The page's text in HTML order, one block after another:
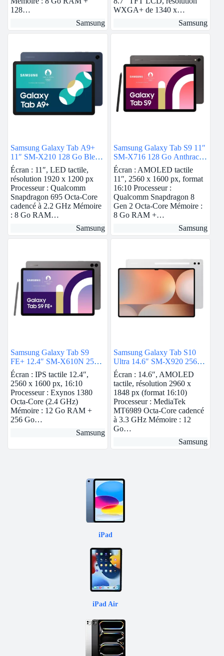
128…
Samsung
WXGA+ de 1340 x…
Samsung
Samsung Galaxy Tab A9+
11″ SM-X210 128 Go Bleu
Wi-Fi
Écran : 11″, LED tactile,
résolution 1920 x 1200 px
Processeur : Qualcomm
Snapdragon 695 Octa-Core
cadencé à 2.2 GHz Mémoire
: 8 Go RAM…
Samsung
Samsung Galaxy Tab S9 11″
SM-X716 128 Go Anthracite
5G
Écran : AMOLED tactile
11″, 2560 x 1600 px, format
16:10 Processeur :
Qualcomm Snapdragon 8
Gen 2 Octa-Core Mémoire :
8 Go RAM +…
Samsung
Samsung Galaxy Tab S9
FE+ 12.4″ SM-X610N 256
Go Anthracite
Écran : IPS tactile 12.4″,
2560 x 1600 px, 16:10
Processeur : Exynos 1380
Octa-Core (2.4 GHz)
Mémoire : 12 Go RAM +
256 Go…
Samsung
Samsung Galaxy Tab S10
Ultra 14.6″ SM-X920 256
Go Argent Wi-Fi
Écran : 14.6″, AMOLED
tactile, résolution 2960 x
1848 px (format 16:10)
Processeur : MediaTek
MT6989 Octa-Core cadencé
à 3.3 GHz Mémoire : 12
Go…
Samsung
iPad
iPad Air